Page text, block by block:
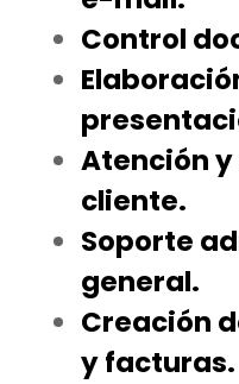
Control
Atención
cliente.
Soporte
general.
Creación
y facturas.